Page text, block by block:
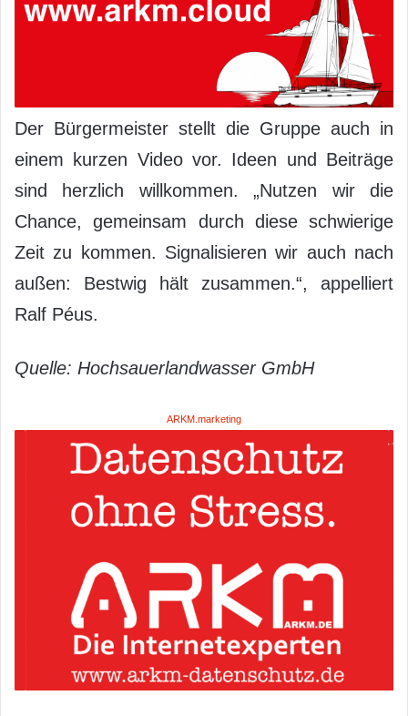
Der Bürgermeister stellt die Gruppe auch in
einem kurzen Video vor. Ideen und Beiträge
sind herzlich willkommen. „Nutzen wir die
Chance, gemeinsam durch diese schwierige
Zeit zu kommen. Signalisieren wir auch nach
außen: Bestwig hält zusammen.“, appelliert
Ralf Péus.
Quelle: Hochsauerlandwasser GmbH
ARKM.marketing